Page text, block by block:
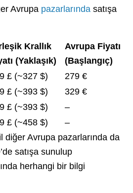
Avrupa pazarlarında satışa
Krallık
(Yaklaşık)
Avrupa Fiyatı
(Başlangıç)
£ (~327 $)
279 €
£ (~393 $)
329 €
£ (~393 $)
–
£ (~458 $)
–
diğer Avrupa pazarlarında da
satışa sunulup
herhangi bir bilgi